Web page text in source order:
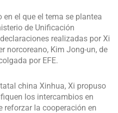
el que el tema se plantea
de Unificación
realizadas por Xi
norcoreano, Kim Jong-un, de
por EFE.
china Xinhua, Xi propuso
los intercambios en
reforzar la cooperación en